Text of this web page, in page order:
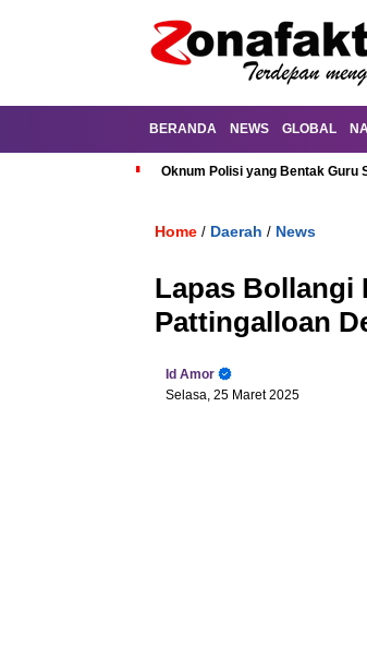
BERANDA NEWS GLOBAL
Oknum Polisi yang Bentak Guru
Home / Daerah / News
Lapas Bollangi
Pattingalloan
Id Amor
Selasa, 25 Maret 2025